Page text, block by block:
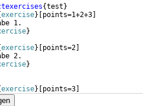
{test }
exercise} points=1+2+3
1.
}
exercise} points=2
2.
}
exercise} points=3
3. Mehr Aufgabentext.